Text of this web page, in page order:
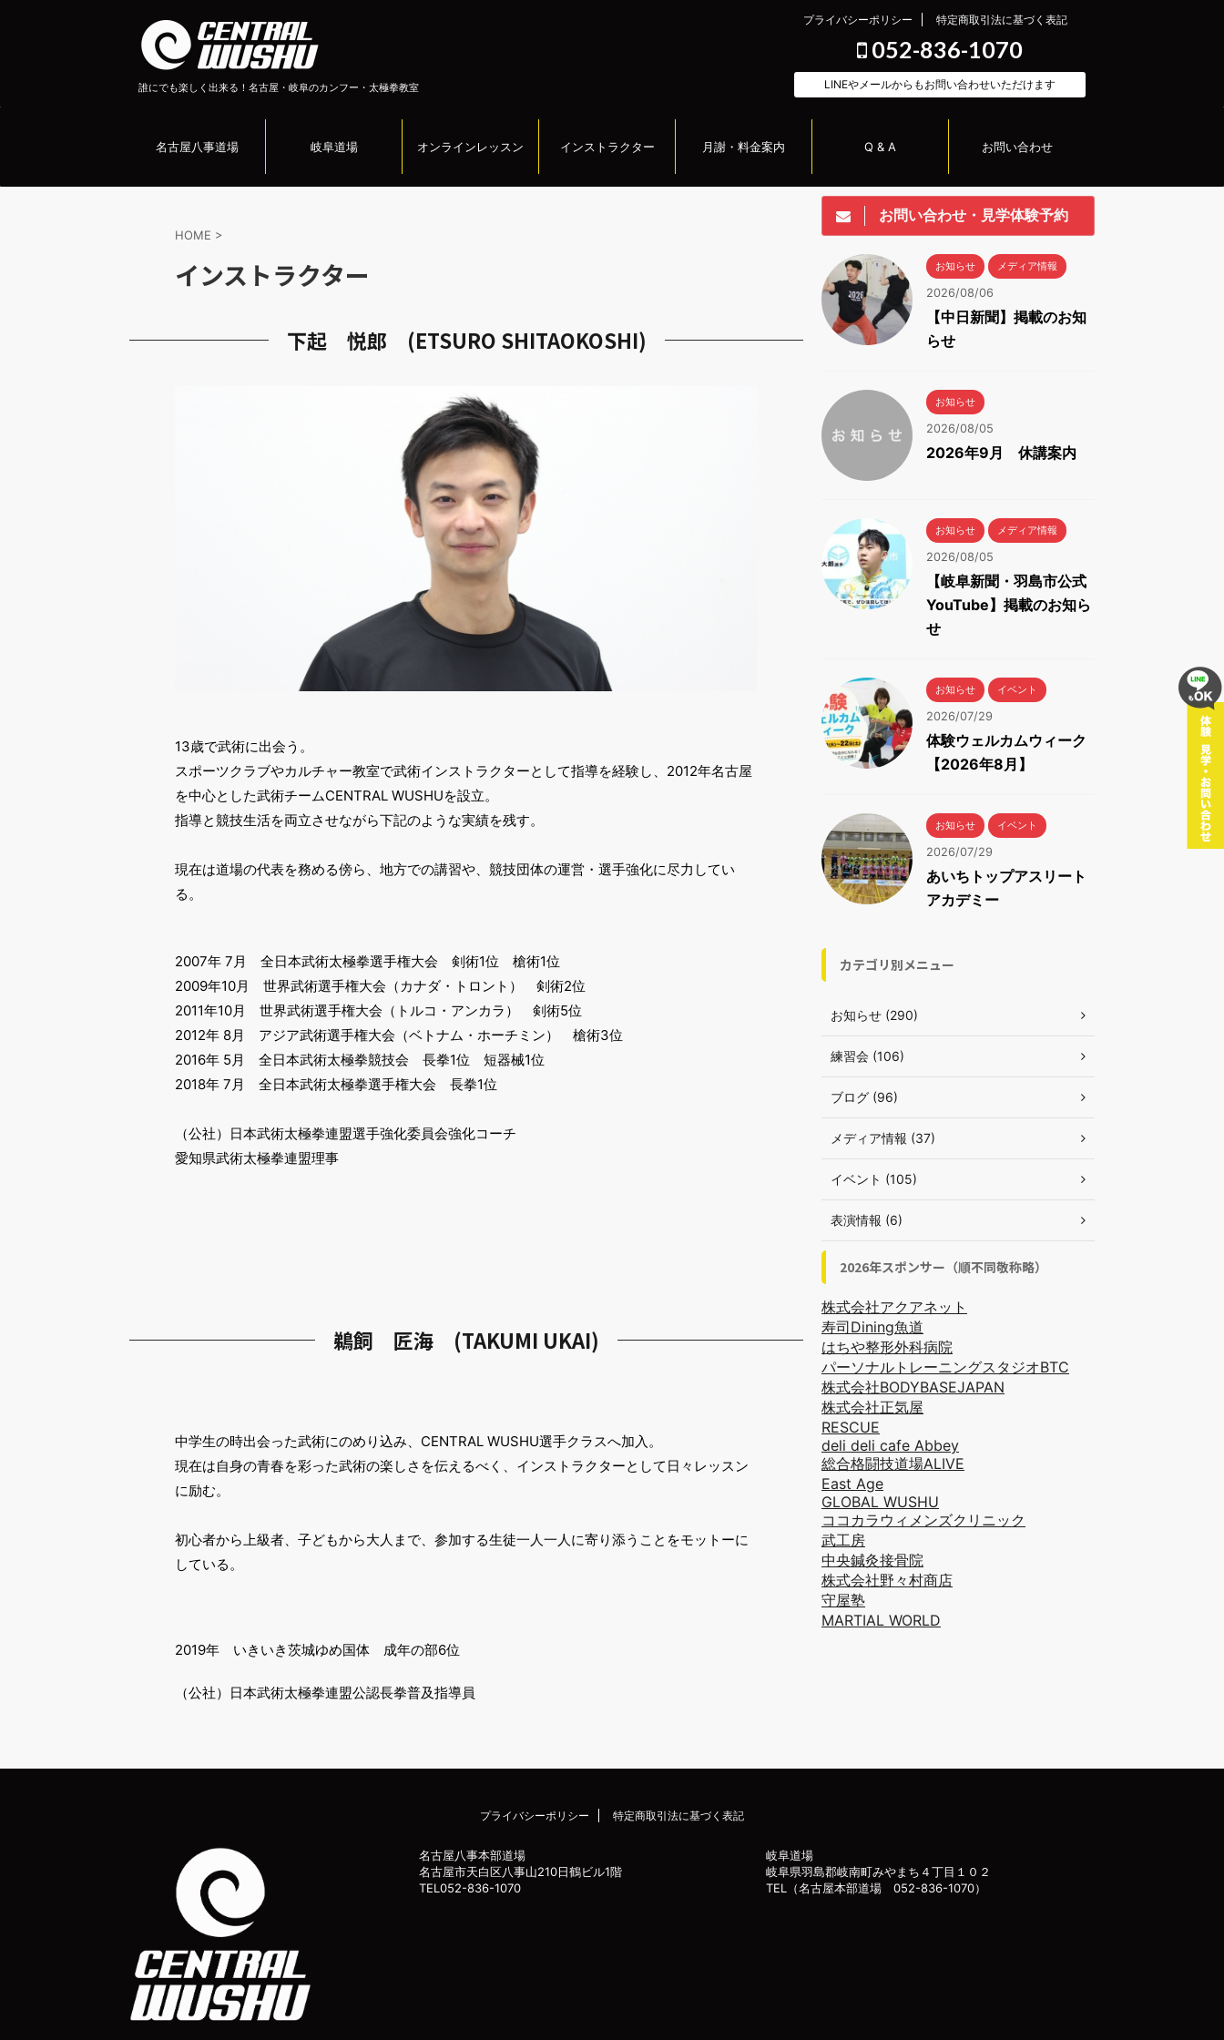
誰にでも楽しく出来る！名古屋・岐阜のカンフー・太極拳教室
プライバシーポリシー 特定商取引法に基づく表記
052-836-1070
LINEやメールからもお問い合わせいただけます
名古屋八事道場 岐阜道場 オンラインレッスン インストラクター 月謝・料金案内 Q & A お問い合わせ
HOME >
インストラクター
下起 悦郎 (ETSURO SHITAOKOSHI)
13歳で武術に出会う。
スポーツクラブやカルチャー教室で武術インストラクターとして指導を経験し、2012年名古屋
を中心とした武術チームCENTRAL WUSHUを設立。
指導と競技生活を両立させながら下記のような実績を残す。
現在は道場の代表を務める傍ら、地方での講習や、競技団体の運営・選手強化に尽力してい
る。
2007年 7月 全日本武術太極拳選手権大会 剣術1位 槍術1位
2009年10月 世界武術選手権大会（カナダ・トロント） 剣術2位
2011年10月 世界武術選手権大会（トルコ・アンカラ） 剣術5位
2012年 8月 アジア武術選手権大会（ベトナム・ホーチミン） 槍術3位
2016年 5月 全日本武術太極拳競技会 長拳1位 短器械1位
2018年 7月 全日本武術太極拳選手権大会 長拳1位
（公社）日本武術太極拳連盟選手強化委員会強化コーチ
愛知県武術太極拳連盟理事
鵜飼 匠海 (TAKUMI UKAI)
中学生の時出会った武術にのめり込み、CENTRAL WUSHU選手クラスへ加入。
現在は自身の青春を彩った武術の楽しさを伝えるべく、インストラクターとして日々レッスン
に励む。
初心者から上級者、子どもから大人まで、参加する生徒一人一人に寄り添うことをモットーに
している。
2019年 いきいき茨城ゆめ国体 成年の部6位
（公社）日本武術太極拳連盟公認長拳普及指導員
お問い合わせ・見学体験予約
お知らせ メディア情報
2026/08/06
【中日新聞】掲載のお知
らせ
お知らせ
2026/08/05
2026年9月 休講案内
お知らせ メディア情報
2026/08/05
【岐阜新聞・羽島市公式
YouTube】掲載のお知ら
せ
お知らせ イベント
2026/07/29
体験ウェルカムウィーク
【2026年8月】
お知らせ イベント
2026/07/29
あいちトップアスリート
アカデミー
カテゴリ別メニュー
お知らせ (290)
練習会 (106)
ブログ (96)
メディア情報 (37)
イベント (105)
表演情報 (6)
2026年スポンサー（順不同敬称略）
株式会社アクアネット
寿司Dining魚道
はちや整形外科病院
パーソナルトレーニングスタジオBTC
株式会社BODYBASEJAPAN
株式会社正気屋
RESCUE
deli deli cafe Abbey
総合格闘技道場ALIVE
East Age
GLOBAL WUSHU
ココカラウィメンズクリニック
武工房
中央鍼灸接骨院
株式会社野々村商店
守屋塾
MARTIAL WORLD
プライバシーポリシー 特定商取引法に基づく表記
名古屋八事本部道場
名古屋市天白区八事山210日鶴ビル1階
TEL052-836-1070
岐阜道場
岐阜県羽島郡岐南町みやまち４丁目１０２
TEL（名古屋本部道場 052-836-1070）